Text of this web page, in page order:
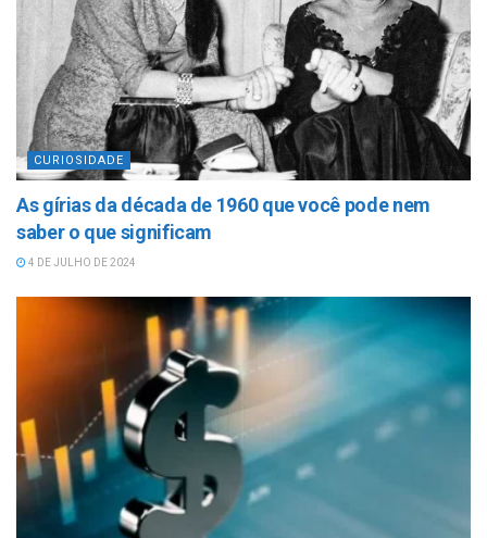
CURIOSIDADE
As gírias da década de 1960 que você pode nem
saber o que significam
4 DE JULHO DE 2024